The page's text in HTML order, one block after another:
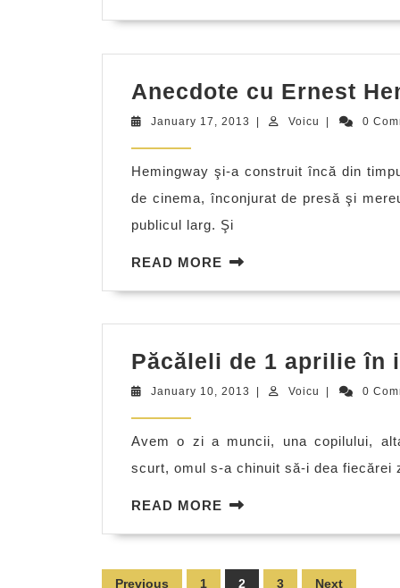
Anecdote cu Ernest
January 17, 2013 January
| Voicu Voicu
| 0
Hemingway şi-a construit încă din
de cinema, înconjurat de presă şi
publicul larg. Şi
READ MORE READ
Păcăleli de 1 aprilie în
January 10, 2013 JanuaryVoicu Voicu 0
Avem o zi a muncii, una copilului,
scurt, omul s-a chinuit să-i dea fiecărei
READ MORE READ
Previous 1 2 3 Next